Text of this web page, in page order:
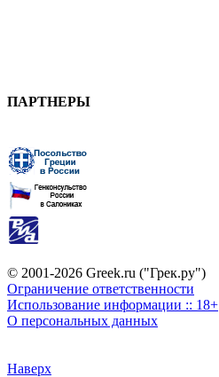
ПАРТНЕРЫ
© 2001-2026 Greek.ru ("Грек.ру")
Ограничение ответственности
Использование информации :: 18+
О персональных данных
Наверх